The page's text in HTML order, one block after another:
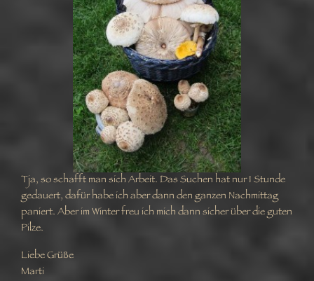
Tja, so schafft man sich Arbeit. Das Suchen hat nur 1 Stunde
gedauert, dafür habe ich aber dann den ganzen Nachmittag
paniert. Aber im Winter freu ich mich dann sicher über die guten
Pilze.
Liebe Grüße
Marti